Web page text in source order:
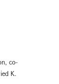
co-
K.